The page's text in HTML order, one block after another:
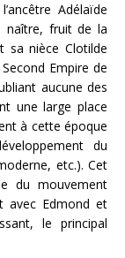
Adélaïde
naître, fruit de la
sa nièce Clotilde
Empire de
aucune des
une large place
à cette époque
du
etc.). Cet
du mouvement
avec Edmond et
le principal